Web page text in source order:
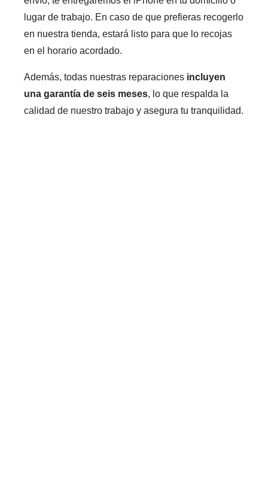
lugar de trabajo. En caso de que prefieras recogerlo
en nuestra tienda, estará listo para que lo recojas
en el horario acordado.
Además, todas nuestras reparaciones incluyen
una garantía de seis meses, lo que respalda la
calidad de nuestro trabajo y asegura tu tranquilidad.